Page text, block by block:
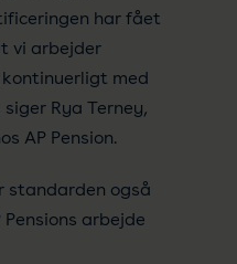
har fået
vi arbejder
med
Rya Terney,
AP Pension.
standarden også
arbejde